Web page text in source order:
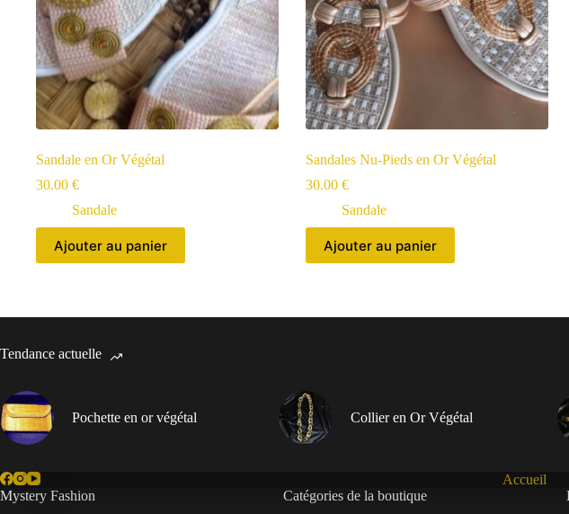
Sandale en Or Végétal
30.00 €
Sandale
Ajouter au panier
Sandales Nu-Pieds en Or Végétal
30.00 €
Sandale
Ajouter au panier
Tendance actuelle
Pochette en or végétal Collier en Or Végétal
Accueil
Mystery Fashion
Catégories de la boutique